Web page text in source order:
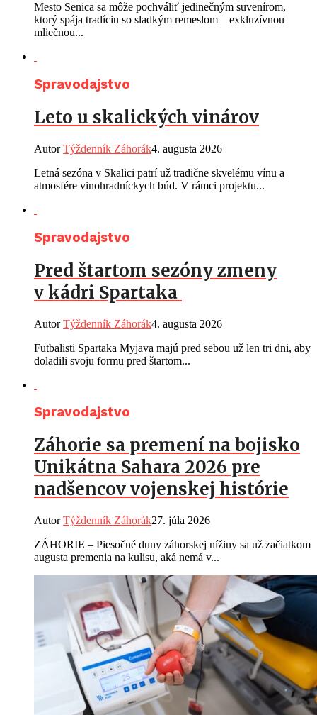
Mesto Senica sa môže pochváliť jedinečným suvenírom,
ktorý spája tradíciu so sladkým remeslom – exkluzívnou
mliečnou...
Spravodajstvo
Leto u skalických vinárov
AutorTýždenník Záhorák4. augusta 2026
Letná sezóna v Skalici patrí už tradične skvelému vínu a
atmosfére vinohradníckych búd. V rámci projektu...
Spravodajstvo
Pred štartom sezóny zmeny
v kádri Spartaka
AutorTýždenník Záhorák4. augusta 2026
Futbalisti Spartaka Myjava majú pred sebou už len tri dni, aby
doladili svoju formu pred štartom...
Spravodajstvo
Záhorie sa premení na bojisko
Unikátna Sahara 2026 pre
nadšencov vojenskej histórie
AutorTýždenník Záhorák27. júla 2026
ZÁHORIE – Piesočné duny záhorskej nížiny sa už začiatkom
augusta premenia na kulisu, aká nemá v...